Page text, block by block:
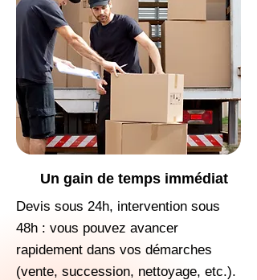
Un gain de temps immédiat
Devis sous 24h, intervention sous
48h : vous pouvez avancer
rapidement dans vos démarches
(vente, succession, nettoyage, etc.).